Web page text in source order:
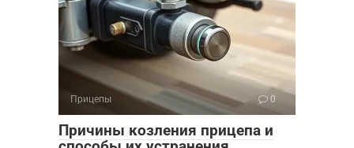
Прицепы 0
Причины козления прицепа и